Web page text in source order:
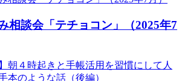
相談会「テチョコン」（2025年7